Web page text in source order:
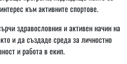
към активните спортове.
здравословния и активен начин на
и да създаде среда за личностно
и работа в екип.